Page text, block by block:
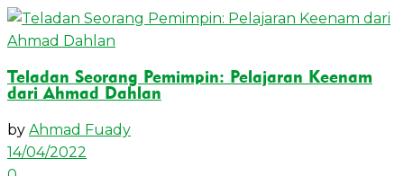
Teladan Seorang Pemimpin: Pelajaran Keenam
dari Ahmad Dahlan
by Ahmad Fuady
14/04/2022